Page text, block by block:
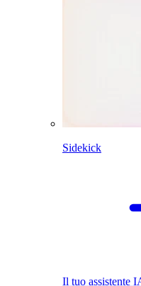
Sidekick
Il tuo assistente